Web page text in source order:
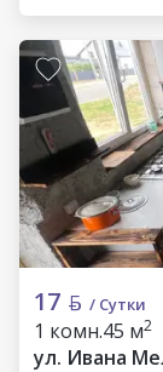
17 / Сутки
1 комн.45 м2
ул. Ивана